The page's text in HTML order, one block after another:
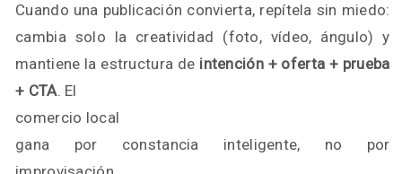
Cuando una publicación convierta, repítela sin miedo:
cambia solo la creatividad (foto, vídeo, ángulo) y
mantiene la estructura de intención + oferta + prueba
+ CTA. El
comercio local
gana por constancia inteligente, no por